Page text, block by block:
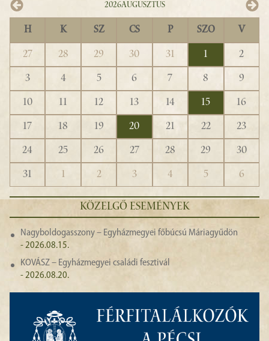
2026Augusztus
H K SZ CS P SZO V
27 28 29 30 31 1
2
3
4 5 6 7 8
9
10
11 12 13 14 15
16
17
18 19 20 21 22
23
24
25 26 27 28 29
30
31
1 2 3 4 5 6
KÖZELGŐ ESEMÉNYEK
Nagyboldogasszony – Egyházmegyei főbúcsú Máriagyűdön
- 2026.08.15.
KOVÁSZ – Egyházmegyei családi fesztivál
- 2026.08.20.